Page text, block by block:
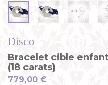
Disco
Bracelet cible
(18 carats)
779,00 €